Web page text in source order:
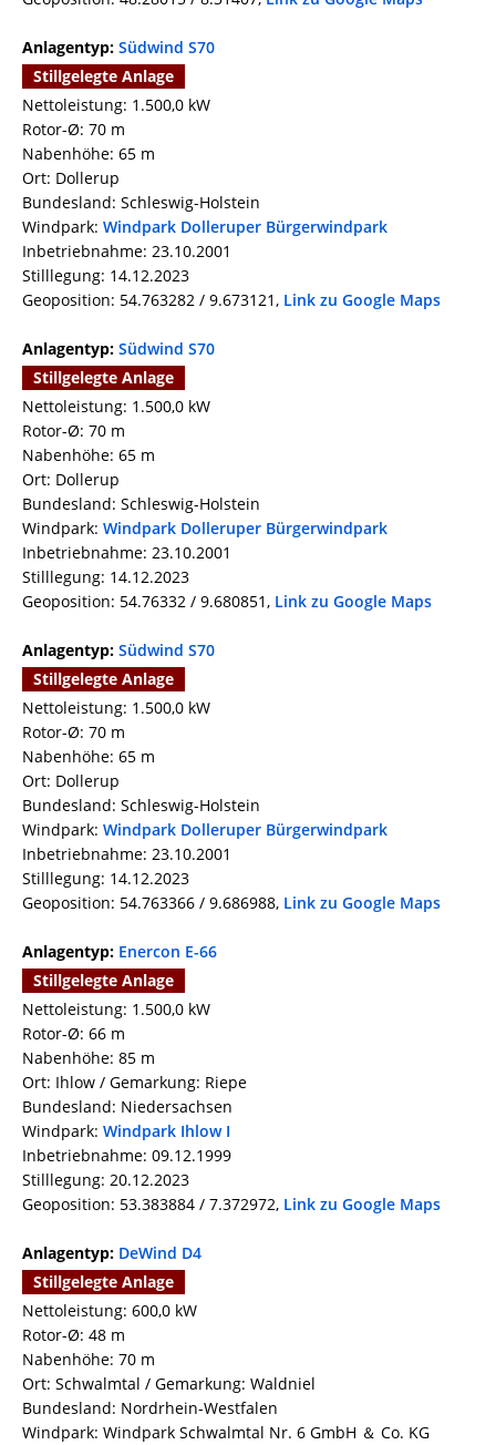
Anlagentyp: Südwind S70
Stillgelegte Anlage
Nettoleistung: 1.500,0 kW
Rotor-Ø: 70 m
Nabenhöhe: 65 m
Ort: Dollerup
Bundesland: Schleswig-Holstein
Windpark: Windpark Dolleruper Bürgerwindpark
Inbetriebnahme: 23.10.2001
Stilllegung: 14.12.2023
Geoposition: 54.763282 / 9.673121, Link zu Google Maps
Anlagentyp: Südwind S70
Stillgelegte Anlage
Nettoleistung: 1.500,0 kW
Rotor-Ø: 70 m
Nabenhöhe: 65 m
Ort: Dollerup
Bundesland: Schleswig-Holstein
Windpark: Windpark Dolleruper Bürgerwindpark
Inbetriebnahme: 23.10.2001
Stilllegung: 14.12.2023
Geoposition: 54.76332 / 9.680851, Link zu Google Maps
Anlagentyp: Südwind S70
Stillgelegte Anlage
Nettoleistung: 1.500,0 kW
Rotor-Ø: 70 m
Nabenhöhe: 65 m
Ort: Dollerup
Bundesland: Schleswig-Holstein
Windpark: Windpark Dolleruper Bürgerwindpark
Inbetriebnahme: 23.10.2001
Stilllegung: 14.12.2023
Geoposition: 54.763366 / 9.686988, Link zu Google Maps
Anlagentyp: Enercon E-66
Stillgelegte Anlage
Nettoleistung: 1.500,0 kW
Rotor-Ø: 66 m
Nabenhöhe: 85 m
Ort: Ihlow / Gemarkung: Riepe
Bundesland: Niedersachsen
Windpark: Windpark Ihlow I
Inbetriebnahme: 09.12.1999
Stilllegung: 20.12.2023
Geoposition: 53.383884 / 7.372972, Link zu Google Maps
Anlagentyp: DeWind D4
Stillgelegte Anlage
Nettoleistung: 600,0 kW
Rotor-Ø: 48 m
Nabenhöhe: 70 m
Ort: Schwalmtal / Gemarkung: Waldniel
Bundesland: Nordrhein-Westfalen
Windpark: Windpark Schwalmtal Nr. 6 GmbH ＆ Co. KG